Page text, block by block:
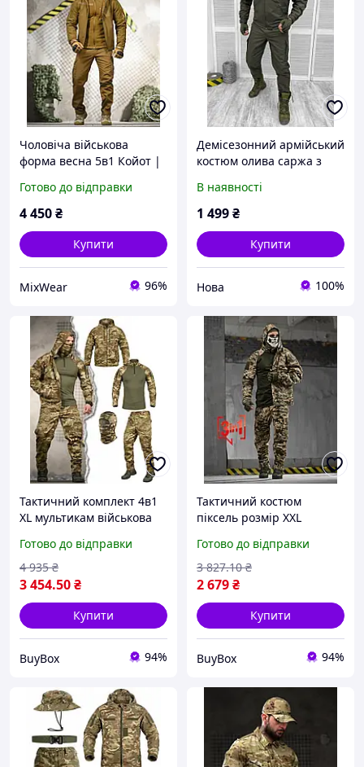
Чоловіча військова
форма весна 5в1 Койот |
весна 5 в 1 Койот
Готово до відправки
4 450₴
Купити
MixWear 96%
Демісезонний армійський
костюм олива саржа з
військова форма хакі
тактичний одяг для
В наявності
1 499₴
Купити
Нова 100%
Тактичний комплект 4в1
XL мультикам військова
камуфляжний костюм
убакс балаклава
Готово до відправки
3 454.50₴
4 935 ₴
Купити
BuyBox 94%
Тактичний костюм
піксель розмір XXL
убакс військова форма
одяг для військових
Готово до відправки
2 679₴
3 827.10 ₴
Купити
BuyBox 94%